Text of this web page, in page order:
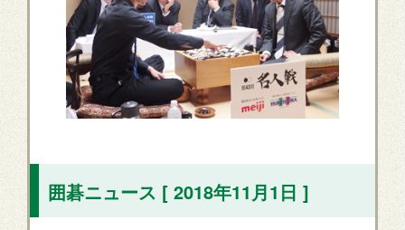
囲碁ニュース [ 2018年11月1日 ]